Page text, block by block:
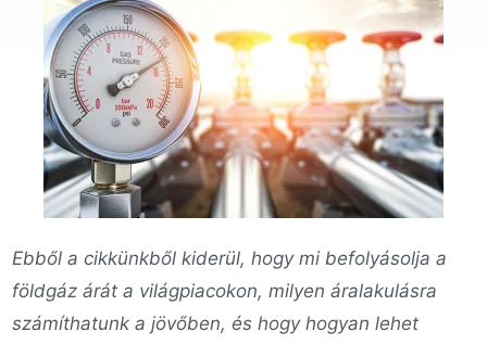
Ebből a cikkünkből kiderül, hogy mi befolyásolja a
földgáz árát a világpiacokon, milyen áralakulásra
számíthatunk a jövőben, és hogy hogyan lehet